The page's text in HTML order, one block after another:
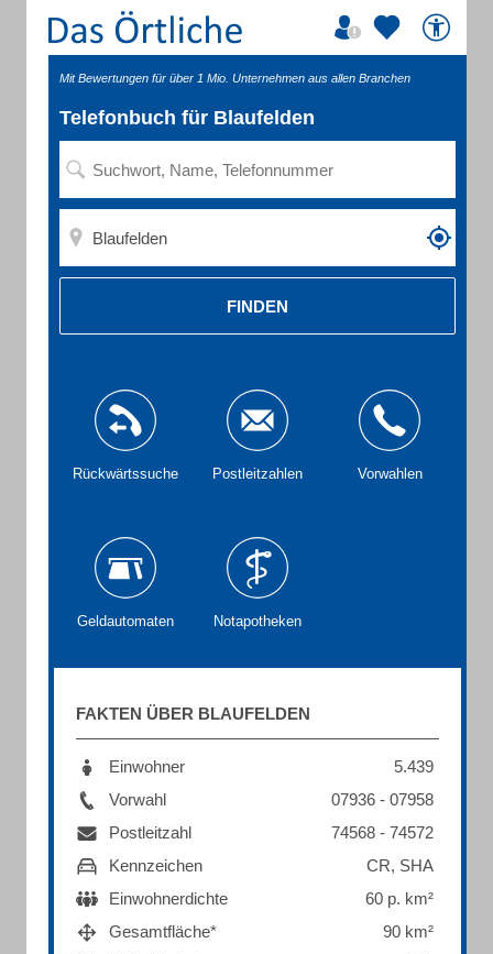
Mit Bewertungen für über 1 Mio. Unternehmen aus allen Branchen
Telefonbuch für Blaufelden
FINDEN
Rückwärtssuche Postleitzahlen Vorwahlen
Geldautomaten Notapotheken
FAKTEN ÜBER BLAUFELDEN
Einwohner
5.439
Vorwahl
07936 - 07958
Postleitzahl
74568 - 74572
Kennzeichen
CR, SHA
Einwohnerdichte
60 p. km²
Gesamtfläche*
90 km²